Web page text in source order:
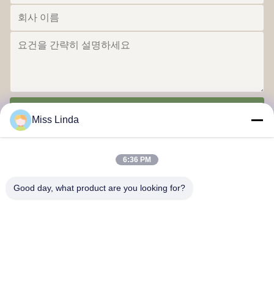
Miss Linda
6:36 PM
Good day, what product are you looking for?